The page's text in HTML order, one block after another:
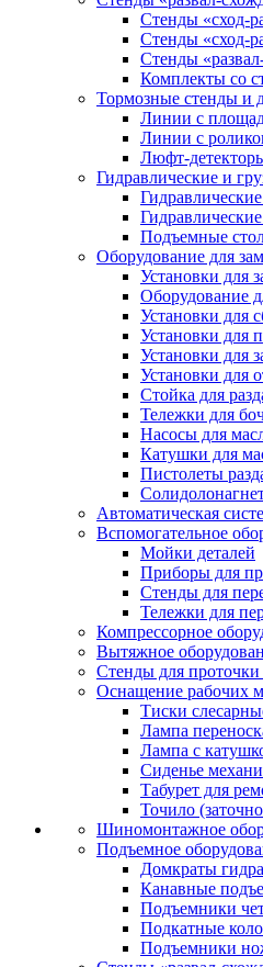
Стенды «сход-
Стенды «сход-
Стенды
Комплекты со
Тормозные стенды и
Линии с
Линии с
Люфт-
Гидравлические и
Подъемные
Оборудование для
Установки для
Оборудование
Установки для
Установки для
Установки
Установки для
Стойка для
Тележки для
Насосы для
Катушки для
Пистолеты
Автоматическая
Вспомогательное
Мойки деталей
Приборы для
Стенды для
Тележки для
Компрессорное
Вытяжное
Стенды для
Оснащение рабочих
Тиски
Лампа
Лампа с
Сиденье
Табурет для
Точило
Шиномонтажное
Подъемное
Домкраты
Канавные
Подъемники
Подкатные
Подъемники